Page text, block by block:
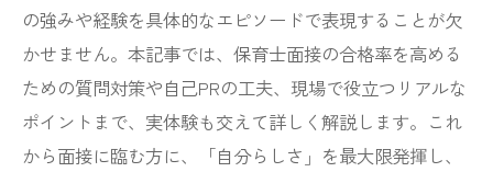
の強みや経験を具体的なエピソードで表現することが欠
かせません。本記事では、保育士面接の合格率を高める
ための質問対策や自己PRの工夫、現場で役立つリアルな
ポイントまで、実体験も交えて詳しく解説します。これ
から面接に臨む方に、「自分らしさ」を最大限発揮し、